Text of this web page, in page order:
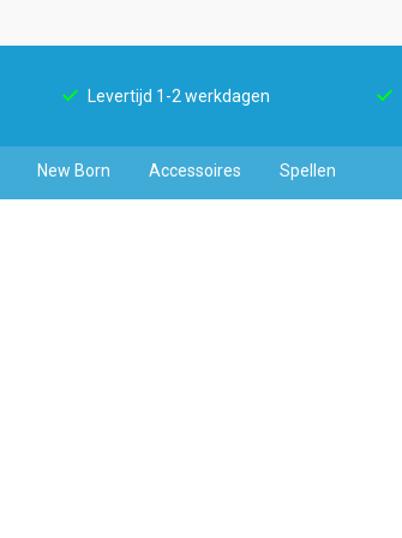
Levertijd 1-2 werkdagen
New Born Accessoires Spellen